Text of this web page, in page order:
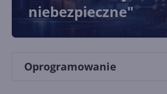
niebezpieczne"
Oprogramowanie